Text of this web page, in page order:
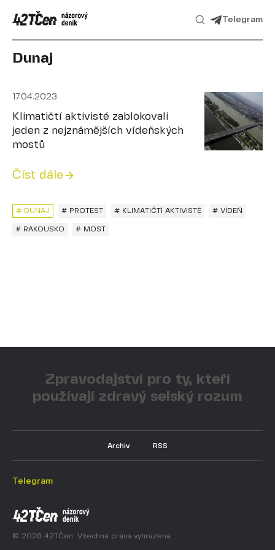
Telegram
Dunaj
17.04.2023
Klimatičtí aktivisté zablokovali
jeden z nejznámějších vídeňských
mostů
Číst dále
# PROTEST # KLIMATIČTÍ AKTIVISTÉ
# DUNAJ # VÍDEŇ
# RAKOUSKO # MOST
Zpravodajství pro ty, kteří
používají zdravý selský rozum
Archiv RSS
© 2026 42TČen. Všechna práva vyhrazena.
Telegram